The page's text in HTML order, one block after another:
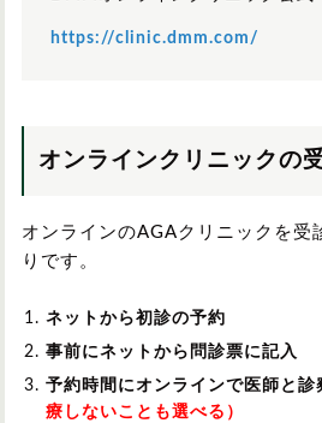
https://clinic.dmm.com/
オンラインクリニックの
オンラインのAGAクリニックを受
りです。
ネットから初診の予約
事前にネットから問診票に記入
予約時間にオンラインで医師と診
療しないことも選べる）